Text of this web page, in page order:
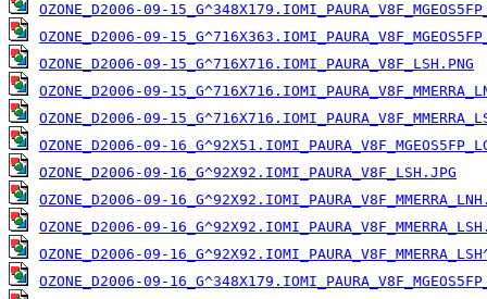
OZONE_D2006-09-
OZONE_D2006-09-
OZONE_D2006-09-15_G^716X716.IOMI_PAURA_V8F_LSH.PNG
OZONE_D2006-09-
OZONE_D2006-09-
OZONE_D2006-09-
OZONE_D2006-09-16_G^92X92.IOMI_PAURA_V8F_LSH.JPG
OZONE_D2006-09-
OZONE_D2006-09-
OZONE_D2006-09-
OZONE_D2006-09-